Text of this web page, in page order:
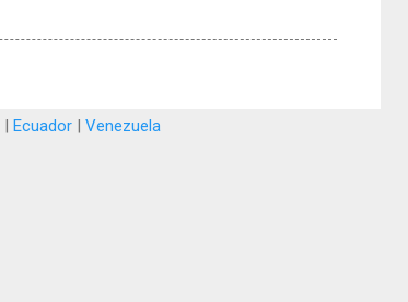
| Ecuador | Venezuela